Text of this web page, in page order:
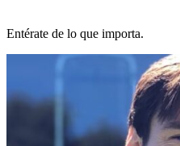
Entérate de lo que importa.